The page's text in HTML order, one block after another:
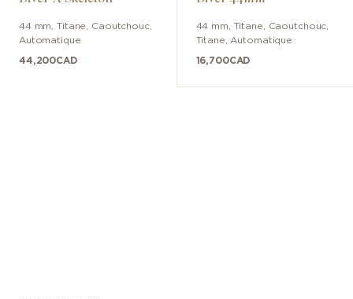
44 mm ,Titane Caoutchouc,
Automatique
44,200CAD
44 mm Titane
Caoutchouc,
Titane
Automatique
16,700CAD